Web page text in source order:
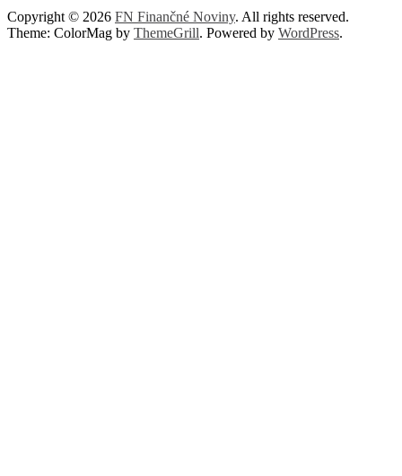
Copyright © 2026 FN Finančné Noviny. All rights reserved.
Theme: ColorMag by ThemeGrill. Powered by WordPress.